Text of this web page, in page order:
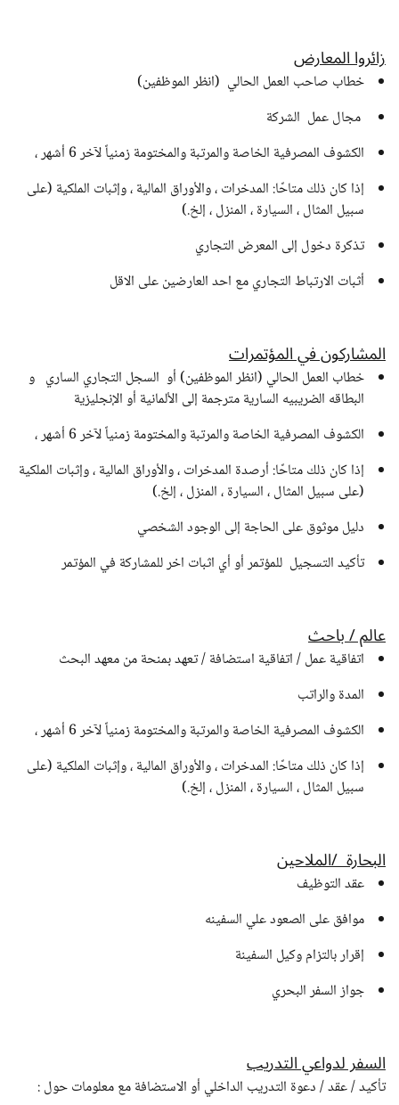
زائروا المعارض
خطاب صاحب العمل الحالي (انظر الموظفين)
مجال عمل الشركة
الكشوف المصرفية الخاصة والمرتبة والمختومة زمنياً لآخر 6 أشهر ،
إذا كان ذلك متاحًا: المدخرات ، والأوراق المالية ، وإثبات الملكية (على
سبيل المثال ، السيارة ، المنزل ، إلخ.)
تذكرة دخول إلى المعرض التجاري
أثبات الارتباط التجاري مع احد العارضين على الاقل
المشاركون في المؤتمرات
خطاب العمل الحالي (انظر الموظفين) أو السجل التجاري الساري و
البطاقه الضريبيه السارية مترجمة إلى الألمانية أو الإنجليزية
الكشوف المصرفية الخاصة والمرتبة والمختومة زمنياً لآخر 6 أشهر ،
إذا كان ذلك متاحًا: أرصدة المدخرات ، والأوراق المالية ، وإثبات الملكية
(على سبيل المثال ، السيارة ، المنزل ، إلخ.)
دليل موثوق على الحاجة إلى الوجود الشخصي
تأكيد التسجيل للمؤتمر أو أي اثبات اخر للمشاركة في المؤتمر
عالم / باحث
اتفاقية عمل / اتفاقية استضافة / تعهد بمنحة من معهد البحث
المدة والراتب
الكشوف المصرفية الخاصة والمرتبة والمختومة زمنياً لآخر 6 أشهر ،
إذا كان ذلك متاحًا: المدخرات ، والأوراق المالية ، وإثبات الملكية (على
سبيل المثال ، السيارة ، المنزل ، إلخ.)
البحارة /الملاحين
عقد التوظيف
موافق على الصعود علي السفينه
إقرار بالتزام وكيل السفينة
جواز السفر البحري
السفر لدواعي التدريب
تأكيد / عقد / دعوة التدريب الداخلي أو الاستضافة مع معلومات حول :